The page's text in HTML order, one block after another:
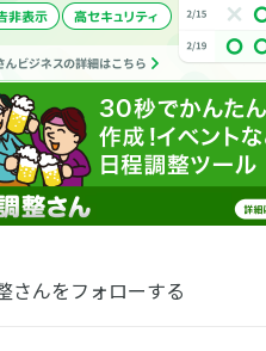
さんをフォローする